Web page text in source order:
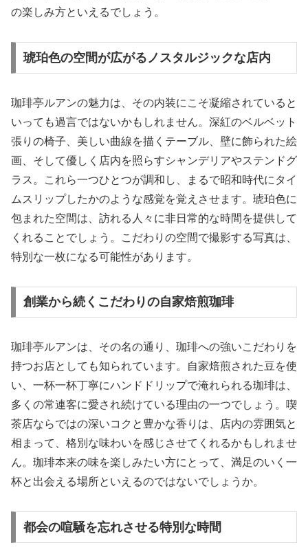
の楽しみ方といえるでしょう。
琥珀色の空間が広がるノスタルジックな店内
珈琲亭ルアンの魅力は、その内装にこそ凝縮されていると
いっても過言ではないかもしれません。深紅のベルベット
張りの椅子、美しい曲線を描くテーブル、壁に飾られた絵
画、そして優しく店内を照らすシャンデリアやステンドグ
ラス。これら一つひとつが調和し、まるで昭和時代にタイ
ムスリップしたかのような感覚を覚えさせます。琥珀色に
包まれた空間は、訪れる人々に非日常的な時間を提供して
くれることでしょう。こだわりの空間で撮影する写真は、
特別な一枚になる可能性があります。
創業から続くこだわりの自家焙煎珈琲
珈琲亭ルアンは、その名の通り、珈琲への強いこだわりを
持つお店としても知られています。自家焙煎された豆を使
い、一杯一杯丁寧にハンドドリップで淹れられる珈琲は、
多くの常連客に愛され続けている理由の一つでしょう。喫
茶店ならではの深いコクと豊かな香りは、店内の雰囲気と
相まって、格別な味わいを感じさせてくれるかもしれませ
ん。珈琲本来の味を楽しみたい方にとって、満足のいく一
杯と出会える場所といえるのではないでしょうか。
都会の喧騒を忘れさせる特別な時間